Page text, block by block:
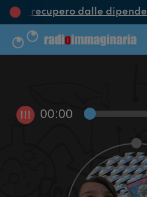
e recupero dalle
!!! 00:00